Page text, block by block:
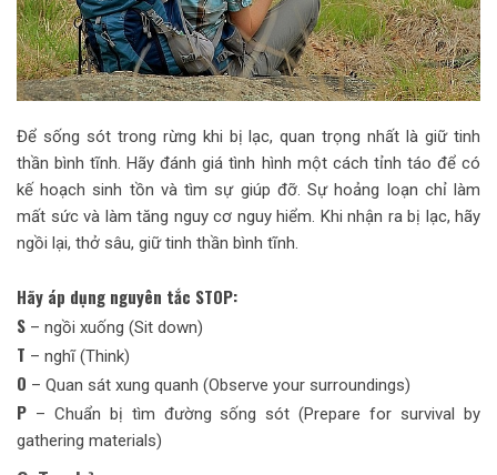
Để sống sót trong rừng khi bị lạc, quan trọng nhất là giữ tinh
thần bình tĩnh. Hãy đánh giá tình hình một cách tỉnh táo để có
kế hoạch sinh tồn và tìm sự giúp đỡ. Sự hoảng loạn chỉ làm
mất sức và làm tăng nguy cơ nguy hiểm. Khi nhận ra bị lạc, hãy
ngồi lại, thở sâu, giữ tinh thần bình tĩnh.
Hãy áp dụng nguyên tắc STOP:
S – ngồi xuống (Sit down)
T – nghĩ (Think)
O – Quan sát xung quanh (Observe your surroundings)
P – Chuẩn bị tìm đường sống sót (Prepare for survival by
gathering materials)